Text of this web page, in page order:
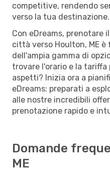
competitive, rendendo
verso la tua destinazione.
Con eDreams, prenotare
città verso Houlton, ME
dell'ampia gamma di
trovare l'orario e la
aspetti? Inizia ora a
eDreams: preparati a
alle nostre incredibili
prenotazione rapido e
Domande
ME